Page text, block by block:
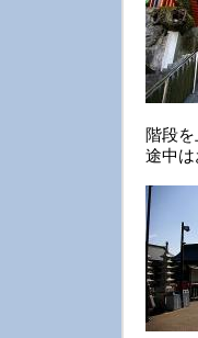
階段を
途中は